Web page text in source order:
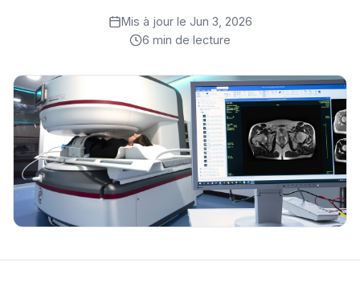
Mis à jour le Jun 3, 2026
6 min de lecture